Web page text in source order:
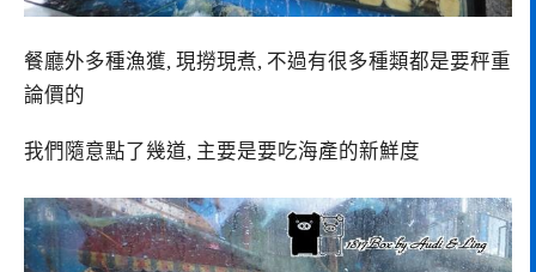
餐廳外多種漁獲, 現撈現煮, 不過有很多種類都是要秤重
論價的
我們隨意點了幾道, 主要是要吃海產的新鮮度